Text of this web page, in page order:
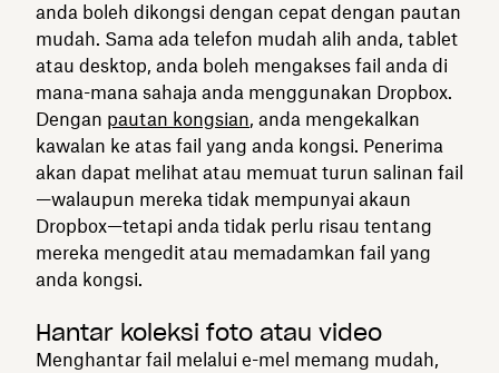
anda boleh dikongsi dengan cepat dengan pautan
mudah. Sama ada telefon mudah alih anda, tablet
atau desktop, anda boleh mengakses fail anda di
mana-mana sahaja anda menggunakan Dropbox.
Dengan pautan kongsian, anda mengekalkan
kawalan ke atas fail yang anda kongsi. Penerima
akan dapat melihat atau memuat turun salinan fail
—walaupun mereka tidak mempunyai akaun
Dropbox—tetapi anda tidak perlu risau tentang
mereka mengedit atau memadamkan fail yang
anda kongsi.
Hantar koleksi foto atau video
Menghantar fail melalui e-mel memang mudah,